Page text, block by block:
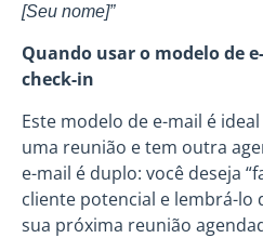
[Seu nome]”
Quando usar o modelo de
check-in
Este modelo de e-mail é
uma reunião e tem outra
e-mail é duplo: você deseja
cliente potencial e lembrá-lo
sua próxima reunião